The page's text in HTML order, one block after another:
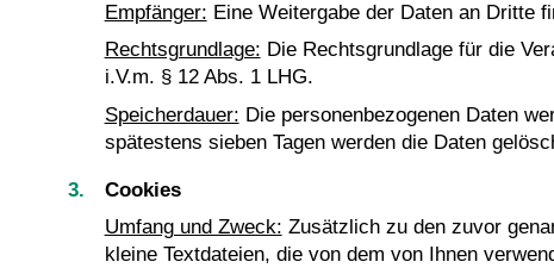
Empfänger: Eine Weitergabe der Daten an Dritte
Rechtsgrundlage: Die Rechtsgrundlage für die
i.V.m. § 12 Abs. 1 LHG.
Speicherdauer: Die personenbezogenen Daten
spätestens sieben Tagen werden die Daten
Cookies
Umfang und Zweck: Zusätzlich zu den zuvor
kleine Textdateien, die von dem von Ihnen